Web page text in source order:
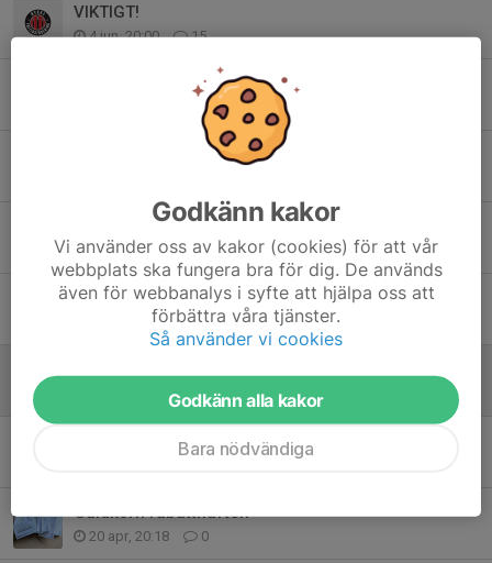
VIKTIGT!
4 jun, 20:00 15
0
Ny träningstid & föräldramöte
13 maj, 19:05 0
Matchinformation
13 maj, 19:00 0
30 apr, 20:40 0
Kvällens träning och häften
Guldkorn rabatthäften
20 apr, 20:18 0
Godkänn kakor
Vi använder oss av kakor (cookies) för att vår
webbplats ska fungera bra för dig. De används
även för webbanalys i syfte att hjälpa oss att
förbättra våra tjänster.
Så använder vi cookies
Godkänn alla kakor
Bara nödvändiga